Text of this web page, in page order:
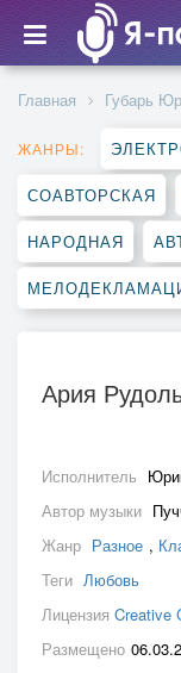
Главная Губарь
ЖАНРЫ:
СОАВТОРСКАЯ
НАРОДНАЯ
Ария
Исполнитель
Автор музыки
Жанр Разное ,
Теги Любовь
Лицензия Creative
Размещено